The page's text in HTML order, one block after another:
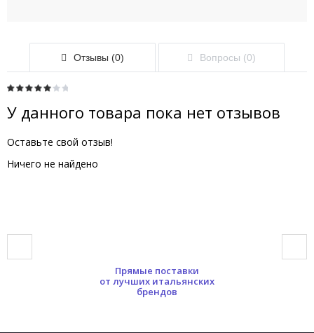
Отзывы (0) Вопросы (0)
У данного товара пока нет отзывов
Оставьте свой отзыв!
Ничего не найдено
Прямые поставки
от лучших итальянских
брендов